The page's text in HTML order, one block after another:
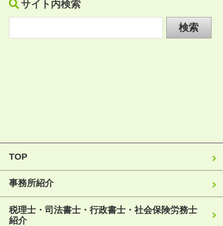
サイト内検索
TOP
事務所紹介
税理士・司法書士・行政書士・社会保険労務士
紹介